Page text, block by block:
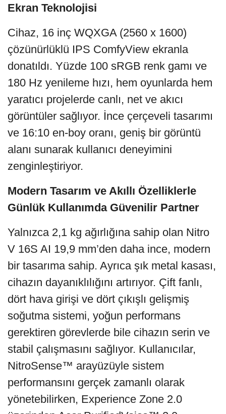
Ekran Teknolojisi
Cihaz, 16 inç WQXGA (2560 x 1600)
çözünürlüklü IPS ComfyView ekranla
donatıldı. Yüzde 100 sRGB renk gamı ve
180 Hz yenileme hızı, hem oyunlarda hem
yaratıcı projelerde canlı, net ve akıcı
görüntüler sağlıyor. İnce çerçeveli tasarımı
ve 16:10 en-boy oranı, geniş bir görüntü
alanı sunarak kullanıcı deneyimini
zenginleştiriyor.
Modern Tasarım ve Akıllı Özelliklerle
Günlük Kullanımda Güvenilir Partner
Yalnızca 2,1 kg ağırlığına sahip olan Nitro
V 16S AI 19,9 mm’den daha ince, modern
bir tasarıma sahip. Ayrıca şık metal kasası,
cihazın dayanıklılığını artırıyor. Çift fanlı,
dört hava girişi ve dört çıkışlı gelişmiş
soğutma sistemi, yoğun performans
gerektiren görevlerde bile cihazın serin ve
stabil çalışmasını sağlıyor. Kullanıcılar,
NitroSense™ arayüzüyle sistem
performansını gerçek zamanlı olarak
yönetebilirken, Experience Zone 2.0